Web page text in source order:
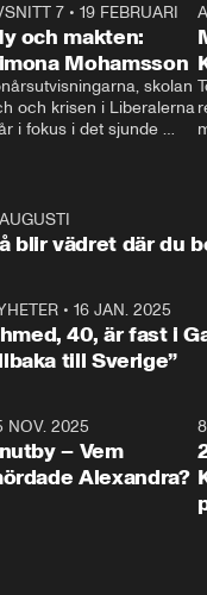
24:30
7• 19 FEBRUARI
och makten:
Mohamsson
skolan
och krisen i Liberalerna
i fokus i det sjunde
My
ställer
och
till svars.
blir vädret där du
• 16 JAN. 2025
40, är fast i
till Sverige”
31:05
NOV. 2025
– Vem
Alexandra?